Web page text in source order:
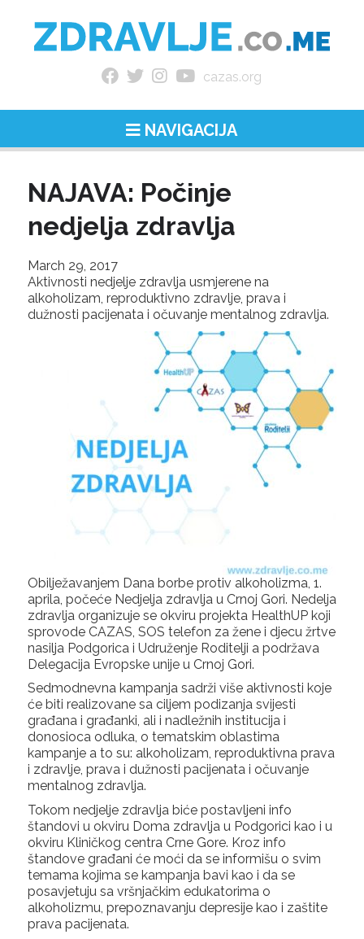
cazas.org
NAVIGACIJA
NAJAVA: Počinje
nedjelja zdravlja
March 29, 2017
Aktivnosti nedjelje zdravlja usmjerene na
alkoholizam, reproduktivno zdravlje, prava i
dužnosti pacijenata i očuvanje mentalnog zdravlja.
Obilježavanjem Dana borbe protiv alkoholizma, 1.
aprila, počeće Nedjelja zdravlja u Crnoj Gori. Nedelja
zdravlja organizuje se okviru projekta HealthUP koji
sprovode CAZAS, SOS telefon za žene i djecu žrtve
nasilja Podgorica i Udruženje Roditelji a podržava
Delegacija Evropske unije u Crnoj Gori.
Sedmodnevna kampanja sadrži više aktivnosti koje
će biti realizovane sa ciljem podizanja svijesti
građana i građanki, ali i nadležnih institucija i
donosioca odluka, o tematskim oblastima
kampanje a to su: alkoholizam, reproduktivna prava
i zdravlje, prava i dužnosti pacijenata i očuvanje
mentalnog zdravlja.
Tokom nedjelje zdravlja biće postavljeni info
štandovi u okviru Doma zdravlja u Podgorici kao i u
okviru Kliničkog centra Crne Gore. Kroz info
štandove građani će moći da se informišu o svim
temama kojima se kampanja bavi kao i da se
posavjetuju sa vršnjačkim edukatorima o
alkoholizmu, prepoznavanju depresije kao i zaštite
prava pacijenata.